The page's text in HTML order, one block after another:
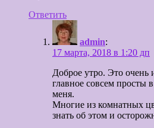
Ответить
admin:
17 марта, 2018 в 1:20 дп
Доброе утро. Это очень
главное совсем просты
меня.
Многие из комнатных
знать об этом и